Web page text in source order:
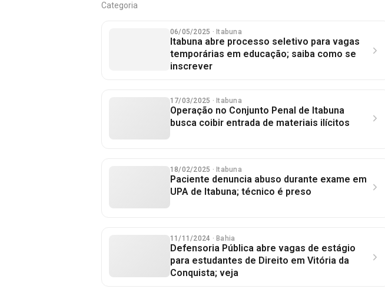
Categoria
06/05/2025 · Itabuna
Itabuna abre processo seletivo para vagas
temporárias em educação; saiba como se
inscrever
17/03/2025 · Itabuna
Operação no Conjunto Penal de Itabuna
busca coibir entrada de materiais ilícitos
18/02/2025 · Itabuna
Paciente denuncia abuso durante exame em
UPA de Itabuna; técnico é preso
11/11/2024 · Bahia
Defensoria Pública abre vagas de estágio
para estudantes de Direito em Vitória da
Conquista; veja